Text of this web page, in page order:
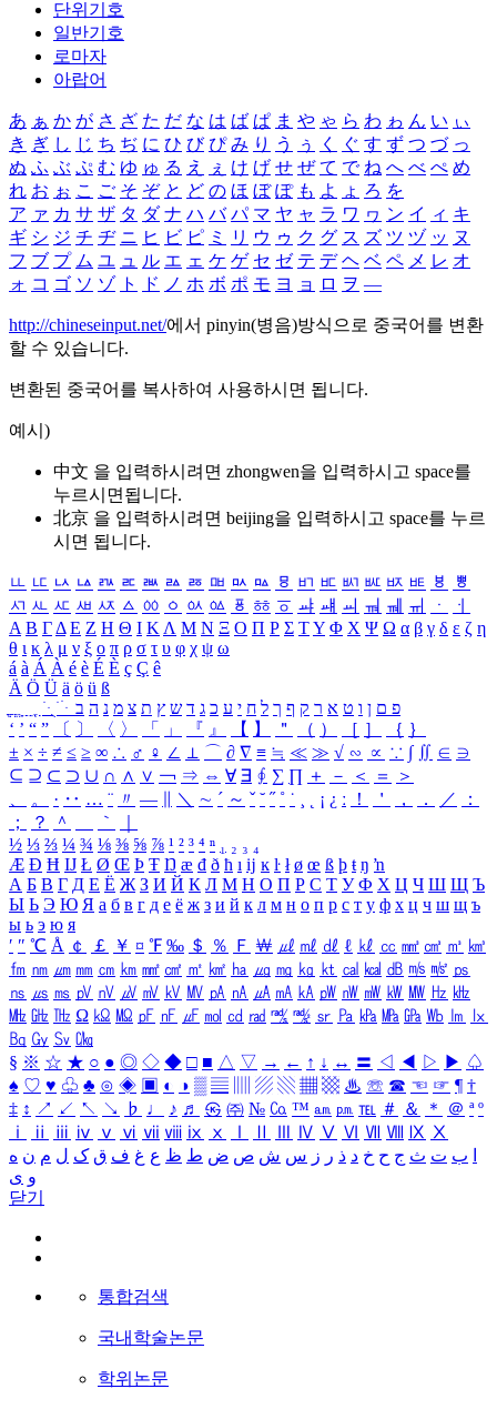
단위기호
일반기호
로마자
아랍어
あ ぁ か が さ ざ た だ な は ば ぱ ま や ゃ ら わ ゎ ん い ぃ
き ぎ し じ ち ぢ に ひ び ぴ み り う ぅ く ぐ す ず つ づ っ
ぬ ふ ぶ ぷ む ゆ ゅ る え ぇ け げ せ ぜ て で ね へ べ ぺ め
れ お ぉ こ ご そ ぞ と ど の ほ ぼ ぽ も よ ょ ろ を
ア ァ カ サ ザ タ ダ ナ ハ バ パ マ ヤ ャ ラ ワ ヮ ン イ ィ キ
ギ シ ジ チ ヂ ニ ヒ ビ ピ ミ リ ウ ゥ ク グ ス ズ ツ ヅ ッ ヌ
フ ブ プ ム ユ ュ ル エ ェ ケ ゲ セ ゼ テ デ ヘ ベ ペ メ レ オ
ォ コ ゴ ソ ゾ ト ド ノ ホ ボ ポ モ ヨ ョ ロ ヲ ―
http://chineseinput.net/에서 pinyin(병음)방식으로 중국어를 변환
할 수 있습니다.
변환된 중국어를 복사하여 사용하시면 됩니다.
예시)
中文 을 입력하시려면 zhongwen을 입력하시고 space를
누르시면됩니다.
北京 을 입력하시려면 beijing을 입력하시고 space를 누르
시면 됩니다.
ㅥ ㅦ ㅧ ㅨ ㅩ ㅪ ㅫ ㅬ ㅭ ㅮ ㅯ ㅰ ㅱ ㅲ ㅳ ㅴ ㅵ ㅶ ㅷ ㅸ
ㅹ
ㅺ ㅻ ㅼ ㅽ ㅾ ㅿ ㆀ ㆁ ㆂ ㆃ ㆄ ㆅ ㆆ ㆇ ㆈ ㆉ ㆊ ㆋ ㆌ ㆍ
ㆎ
Α Β ΓΔ Ε Ζ Η Θ Ι ΚΛ Μ Ν Ξ Ο Π Ρ Σ ΤΥ Φ Χ Ψ Ω α β γ δ ε ζ η
θ ι κ λ μ ν ξ ο π ρ σ τ υ φ χ ψ ω
á à Á À é è É È ç Ç ê
Ä Ö Ü ä ö ü ß
ִֶֹ ֻּ ׁׂ פ ם ן ו ט א ר ק ף ך ל ח י ע כ ג ד ש ץ ת צ מ נ ה ב
‘ ’ “ ” 〔 〕 〈 〉 「 」 『 』 【 】 ＂ （ ） ［ ］ ｛ ｝
± × ÷ ≠ ≤ ≥ ∞ ∴ ♂ ♀ ∠ ⊥ ⌒ ∂ ∇ ≡ ≒ ≪ ≫ √ ∽ ∝ ∵ ∫ ∬ ∈ ∋
⊆ ⊇ ⊂ ⊃ ∪ ∩ ∧ ∨ ￢ ⇒ ⇔ ∀ ∃ ∮ ∑ ∏ ＋ － ＜ ＝
＞
、
。 · ‥ … ¨ 〃 ― ＼ ∼ ´ ～ ˇ ˘ ˝ ˚ ˙ ¸ ¡ ¿ ː ！ ＇ ， ． ／
：
；
？ ＾ ｀
½ ⅓ ⅔ ¼ ¾ ⅛ ⅜ ⅝ ⅞ ¹ ² ³ ⁴ ⁿ ₁ ₂ ₃ ₄
Æ Ð Ħ Ĳ Ł Ø Œ Þ Ŧ Ŋ æ đ ð ħ ı ĳ ĸ ŀ ł ø œ ß þ ŧ ŋ ŉ
А Б В Г Д Е Ё Ж З И Й К Л М Н О П Р С Т У Ф Х Ц Ч Ш Щ Ъ
Ы Ь Э Ю Я а б в г д е ё ж з и й к л м н о п р с т у ф х ц ч ш щ ъ
ы ь э ю я
′ ″ ℃ Å ￠ ￡ ￥ ¤ ℉ ‰ ＄ ％ Ｆ ￦ ㎕ ㎖ ㎗ ℓ ㎘ ㏄ ㎣ ㎤ ㎥ ㎦
㎙ ㎚ ㎛ ㎜ ㎝ ㎞ ㎟ ㎠ ㎡ ㎢ ㏊ ㎍ ㎎ ㎏ ㏏ ㎈ ㎉ ㏈ ㎧ ㎨ ㎰
㎱ ㎲ ㎳ ㎴ ㎵ ㎶ ㎷ ㎸ ㎹ ㎀ ㎁ ㎂ ㎃ ㎄ ㎺ ㎻ ㎽ ㎾ ㎿ ㎐ ㎑
㎒ ㎓ ㎔ Ω ㏀ ㏁ ㎊ ㎋ ㎌ ㏖ ㏅ ㎭ ㎮ ㎯ ㏛ ㎩ ㎪ ㎫ ㎬ ㏝ ㏐
㏓
㏃ ㏉ ㏜ ㏆
§ ※ ☆ ★ ○ ● ◎ ◇ ◆ □ ■ △ ▽ → ← ↑ ↓ ↔ 〓 ◁ ◀ ▷ ▶ ♤
♠ ♡ ♥ ♧ ♣ ⊙ ◈ ▣ ◐ ◑ ▒ ▤ ▨ ▧ ▦ ▩ ♨ ☏ ☎ ☜ ☞ ¶ †
‡ ↕ ↗ ↙ ↖ ↘ ♭ ♩ ♪ ♬ ㉿ ㈜ № ㏇ ™ ㏂ ㏘ ℡ ＃ ＆ ＊ ＠ ª º
ⅰ
ⅱ ⅲ ⅳ ⅴ ⅵ ⅶ ⅷ ⅸ ⅹ Ⅳ Ⅴ Ⅵ Ⅶ Ⅷ Ⅸ Ⅹ
ب ت ث ج ح خ د ذ ر ز س ش ص ض ط ظ ع غ ف ق ک ل م ن ه
و ی
닫기
통합검색
국내학술논문
학위논문